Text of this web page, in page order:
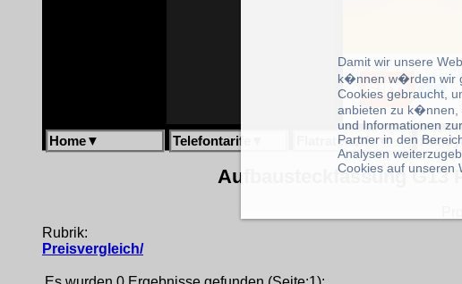
Home▼ Telefontarife Flatratetarife▼
Aufbausteckfassung G13
Rubrik:
Preisvergleich/
Damit wir unsere
k�nnen w�rden wir
Cookies gebraucht,
anbieten zu k�nnen,
und Informationen
Partner in den
Analysen
Cookies auf unseren